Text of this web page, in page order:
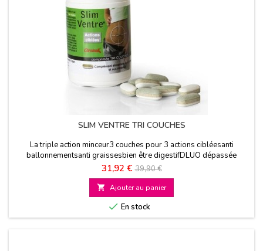
SLIM VENTRE TRI COUCHES
La triple action minceur3 couches pour 3 actions cibléesanti
ballonnementsanti graissesbien être digestifDLUO dépassée
Prix
31,92 € Prix
de
base
39,90 €
 Ajouter au panier
 En stock